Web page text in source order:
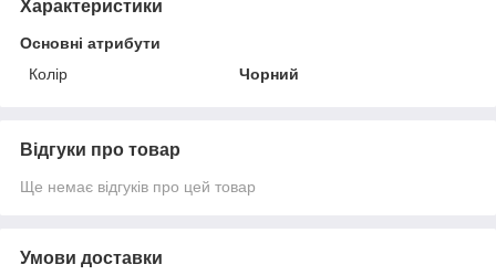
Характеристики
Основні атрибути
Колір
Чорний
Відгуки про товар
Ще немає відгуків про цей товар
Умови доставки